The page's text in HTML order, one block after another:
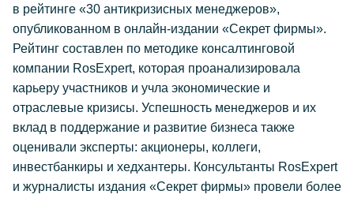
в рейтинге «30 антикризисных менеджеров»,
опубликованном в онлайн-издании «Секрет фирмы».
Рейтинг составлен по методике консалтинговой
компании RosExpert, которая проанализировала
карьеру участников и учла экономические и
отраслевые кризисы. Успешность менеджеров и их
вклад в поддержание и развитие бизнеса также
оценивали эксперты: акционеры, коллеги,
инвестбанкиры и хедхантеры. Консультанты RosExpert
и журналисты издания «Секрет фирмы» провели более